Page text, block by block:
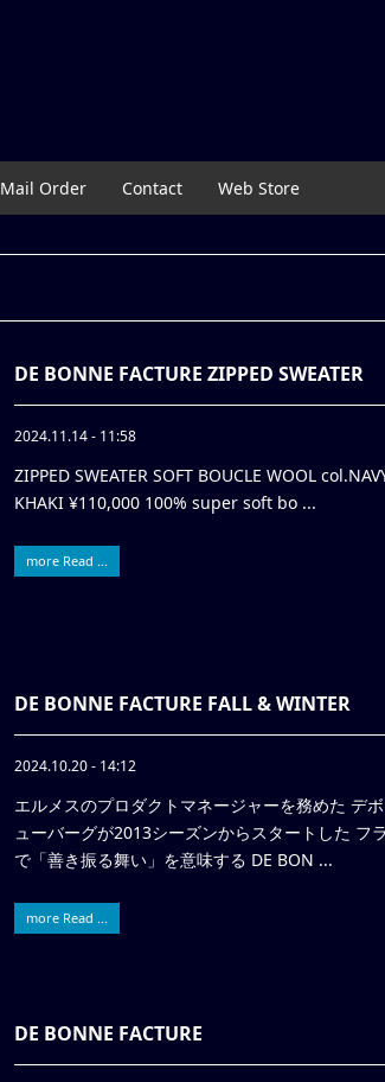
Mail Order Contact Web Store
DE BONNE FACTURE ZIPPED SWEATER
2024.11.14 - 11:58
ZIPPED SWEATER SOFT BOUCLE WOOL
KHAKI ¥110,000 100% super soft bo ...
more Read ...
DE BONNE FACTURE FALL & WINTER
2024.10.20 - 14:12
エルメスのプロダクトマネージャーを務めた デ
ューバーグが2013シーズンからスタートした フ
で「善き振る舞い」を意味する DE BON ...
more Read ...
DE BONNE FACTURE